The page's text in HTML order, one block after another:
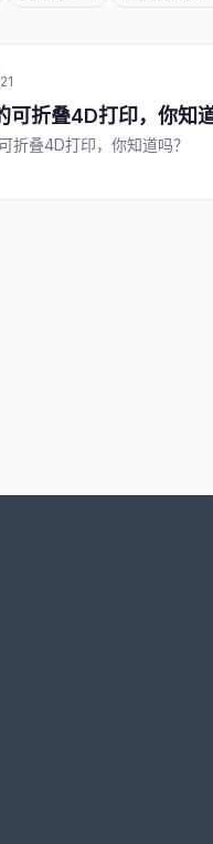
可折叠4D打印，你知道
折叠4D打印，你知道吗？